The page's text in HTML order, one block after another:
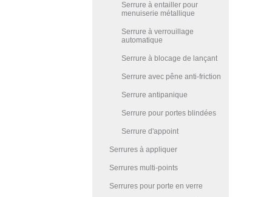
Serrure à entailler pour
menuiserie métallique
Serrure à verrouillage
automatique
Serrure à blocage de lançant
Serrure avec pêne anti-friction
Serrure antipanique
Serrure pour portes blindées
Serrure d'appoint
Serrures à appliquer
Serrures multi-points
Serrures pour porte en verre